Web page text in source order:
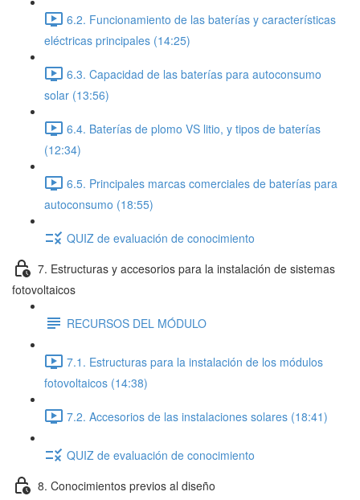
6.2. Funcionamiento de las baterías y características
eléctricas principales (14:25)
6.3. Capacidad de las baterías para autoconsumo
solar (13:56)
6.4. Baterías de plomo VS litio, y tipos de baterías
(12:34)
6.5. Principales marcas comerciales de baterías para
autoconsumo (18:55)
QUIZ de evaluación de conocimiento
7. Estructuras y accesorios para la instalación de sistemas
fotovoltaicos
RECURSOS DEL MÓDULO
7.1. Estructuras para la instalación de los módulos
fotovoltaicos (14:38)
7.2. Accesorios de las instalaciones solares (18:41)
QUIZ de evaluación de conocimiento
8. Conocimientos previos al diseño